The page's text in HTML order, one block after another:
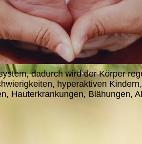
dadurch wird der Körper
hyperaktiven Kindern,
Hauterkrankungen, Blähungen,